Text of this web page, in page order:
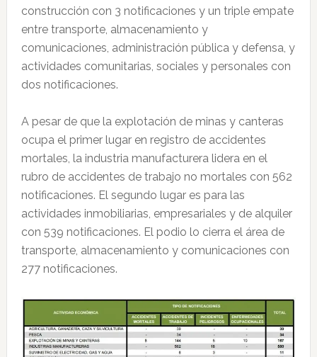
construcción con 3 notificaciones y un triple empate
entre transporte, almacenamiento y
comunicaciones, administración pública y defensa, y
actividades comunitarias, sociales y personales con
dos notificaciones.
A pesar de que la explotación de minas y canteras
ocupa el primer lugar en registro de accidentes
mortales, la industria manufacturera lidera en el
rubro de accidentes de trabajo no mortales con 562
notificaciones. El segundo lugar es para las
actividades inmobiliarias, empresariales y de alquiler
con 539 notificaciones. El podio lo cierra el área de
transporte, almacenamiento y comunicaciones con
277 notificaciones.